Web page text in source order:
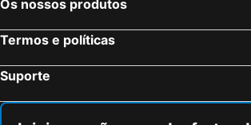
Os nossos produtos
Termos e políticas
Suporte